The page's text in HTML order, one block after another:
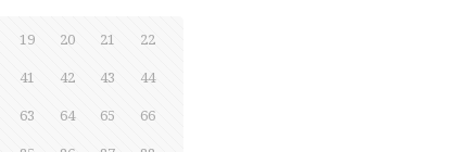
19 20 21
22
41 42 43
44
63 64 65
66